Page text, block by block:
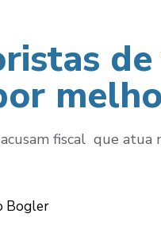
fiscal que atua
Bogler